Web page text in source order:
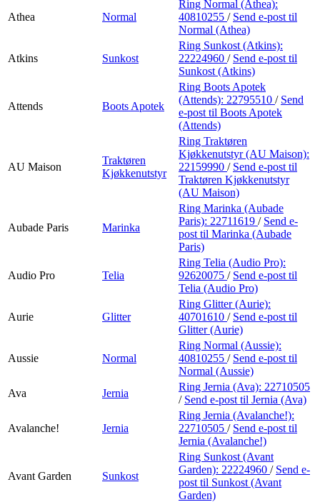
Athea Normal
Ring Normal (Athea):
40810255 / Send e-post til
Normal (Athea)
Atkins Sunkost
Ring Sunkost (Atkins):
22224960 / Send e-post til
Sunkost (Atkins)
Attends Boots Apotek
Ring Boots Apotek
(Attends): 22795510 / Send
e-post til Boots Apotek
(Attends)
AU Maison
Traktøren
Kjøkkenutstyr
Ring Traktøren
Kjøkkenutstyr (AU Maison):
22159990 / Send e-post til
Traktøren Kjøkkenutstyr
(AU Maison)
Aubade Paris Marinka
Ring Marinka (Aubade
Paris): 22711619 / Send e-
post til Marinka (Aubade
Paris)
Audio Pro Telia
Ring Telia (Audio Pro):
92620075 / Send e-post til
Telia (Audio Pro)
Aurie Glitter
Ring Glitter (Aurie):
40701610 / Send e-post til
Glitter (Aurie)
Aussie Normal
Ring Normal (Aussie):
40810255 / Send e-post til
Normal (Aussie)
Ava
Jernia
Ring Jernia (Ava): 22710505
/ Send e-post til Jernia (Ava)
Avalanche! Jernia
Ring Jernia (Avalanche!):
22710505 / Send e-post til
Jernia (Avalanche!)
Avant Garden Sunkost
Ring Sunkost (Avant
Garden): 22224960 / Send e-
post til Sunkost (Avant
Garden)